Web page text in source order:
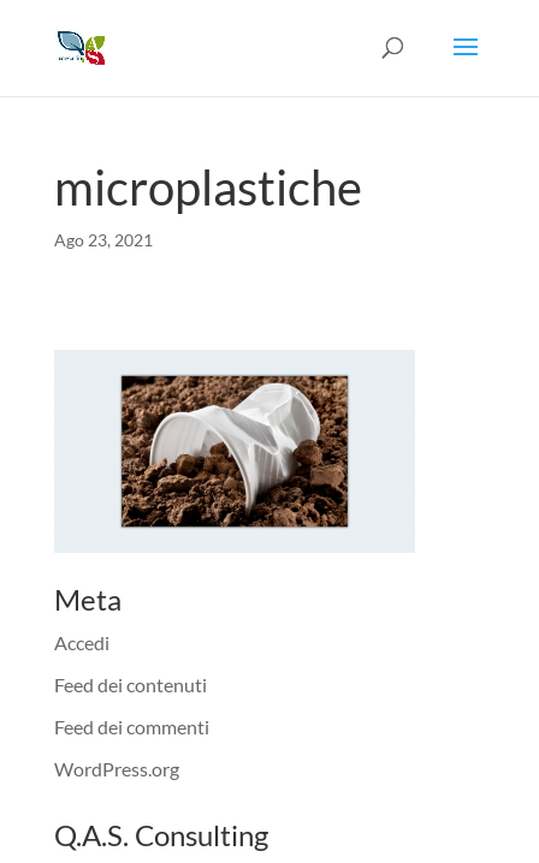
microplastiche
Ago 23, 2021
Meta
Accedi
Feed dei contenuti
Feed dei commenti
WordPress.org
Q.A.S. Consulting